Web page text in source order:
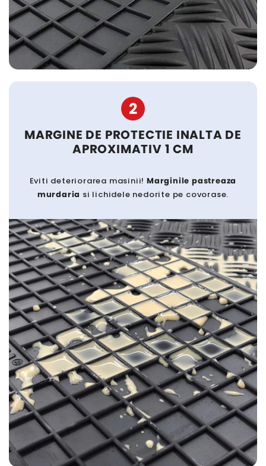
2
MARGINE DE PROTECTIE INALTA DE
APROXIMATIV 1 CM
Eviti deteriorarea masinii!Marginile pastreaza
murdaria si lichidele nedorite pe covorase.